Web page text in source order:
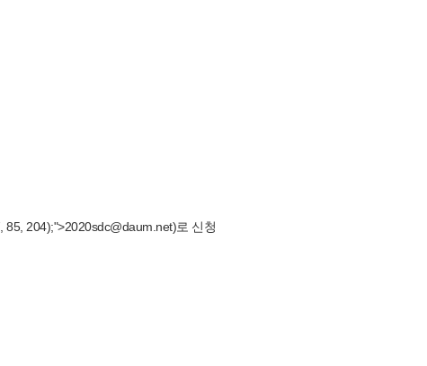
85, 204);">2020sdc@daum.net)로 신청